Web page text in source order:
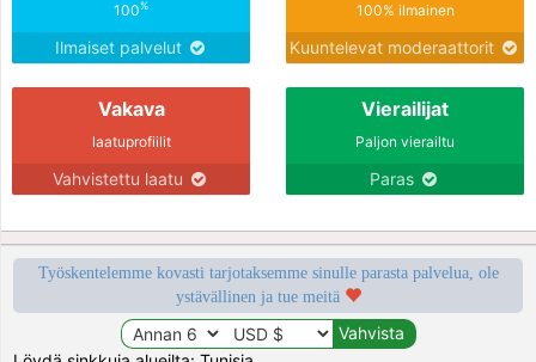
100%
Ilmaiset palvelut
100% ilmainen
Kuuntelevat moderaattorit
Vakava
laatuprofiilit
Vahvistettu laatu
Vierailijat
Paljon vierailtu
Paras
Työskentelemme kovasti tarjotaksemme sinulle parasta palvelua, ole
ystävällinen ja tue meitä